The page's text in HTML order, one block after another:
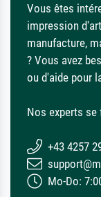
Vous êtes
impression
manufacture,
? Vous avez
ou d'aide pour
Nos experts se
+43 4257
Mo-Do: